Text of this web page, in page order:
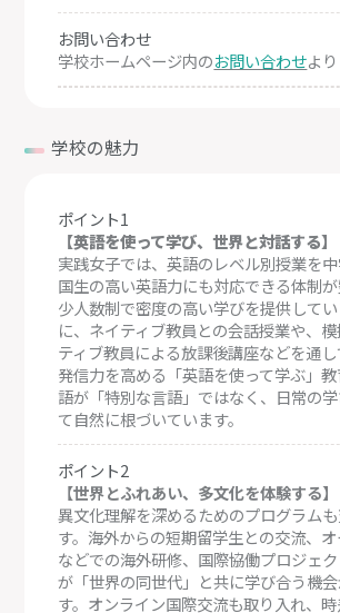
お問い合わせ
学校ホームページ内のお問い合わせより
学校の魅力
ポイント1
【英語を使って学び、世界と対話する】
実践女子では、英語のレベル別授業を
国生の高い英語力にも対応できる体制が
少人数制で密度の高い学びを提供して
に、ネイティブ教員との会話授業や、
ティブ教員による放課後講座などを通し
発信力を高める「英語を使って学ぶ」
語が「特別な言語」ではなく、日常の
て自然に根づいています。
ポイント2
【世界とふれあい、多文化を体験する】
異文化理解を深めるためのプログラム
す。海外からの短期留学生との交流、
などでの海外研修、国際協働プロジェ
が「世界の同世代」と共に学び合う機
す。オンライン国際交流も取り入れ、